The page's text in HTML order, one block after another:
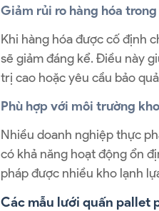
Giảm rủi ro hàng hóa
Khi hàng hóa được cố định
sẽ giảm đáng kể. Điều này
trị cao hoặc yêu cầu bảo
Phù hợp với môi trường
Nhiều doanh nghiệp thực
có khả năng hoạt động ổn
pháp được nhiều kho lạnh
Các mẫu lưới quấn pallet